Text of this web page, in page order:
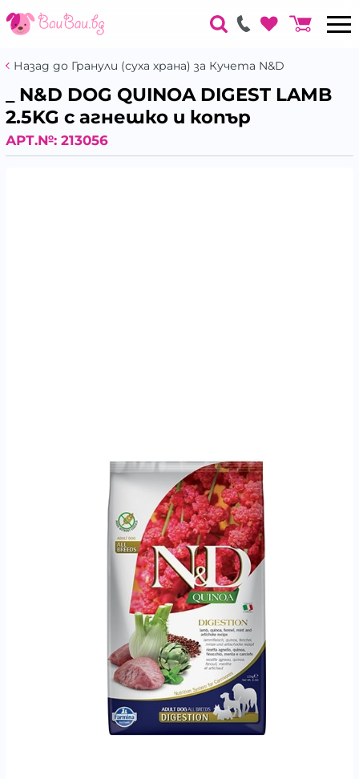
Назад до Гранули (суха храна) за Кучета N&D
_ N&D DOG QUINOA DIGEST LAMB
2.5KG с агнешко и копър
АРТ.№: 213056